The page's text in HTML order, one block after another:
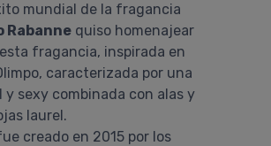
mundial de la fragancia
Rabanne quiso homenajear
fragancia, inspirada en
caracterizada por una
sexy combinada con alas y
laurel.
creado en 2015 por los